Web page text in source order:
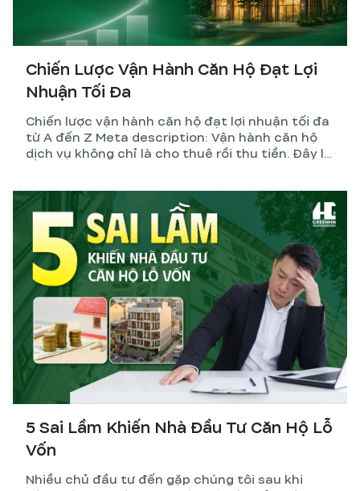
Chiến Lược Vận Hành Căn Hộ Đạt Lợi
Nhuận Tối Đa
Chiến lược vận hành căn hộ đạt lợi nhuận tối đa
từ A đến Z Meta description: Vận hành căn hộ
dịch vụ không chỉ là cho thuê rồi thu tiền. Đây là
giúp chủ đầu tư đạt lợi nhuận bền vững.
5 Sai Lầm Khiến Nhà Đầu Tư Căn Hộ Lỗ
Vốn
Nhiều chủ đầu tư đến gặp chúng tôi sau khi